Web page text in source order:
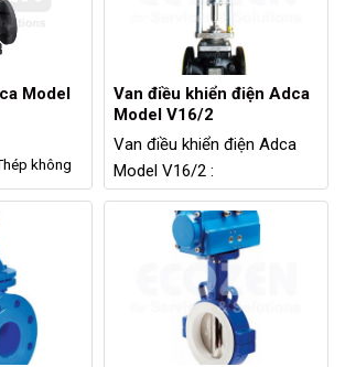
Model
không
tối đa:
– 17bar
Van điều khiển điện Adca
Model V16/2
Van điều khiển điện Adca
Model V16/2 :
Model: V16/2
Chất liệu: Thép/ Thép
Carbon/ Thép không gỉ
Kích thước: DN15 – DN150
Kết nối: Bích/ Ren (Khi có
Áp suất hoạt động tối đa:
40bar/ 100bar (Khi có yêu
Nhiệt độ hoạt động tối đa:
Model
Van bướm điều khiển khí
nén Genebre Model 5111